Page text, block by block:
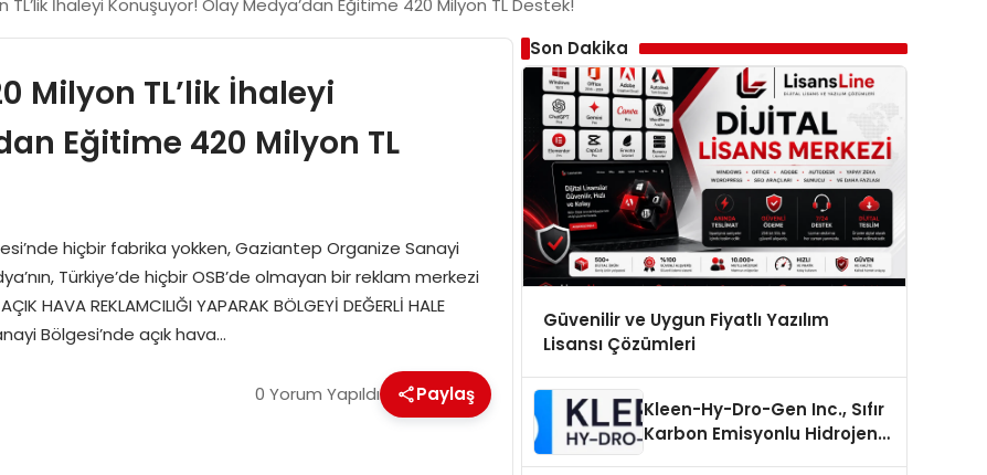
Milyon TL’lik İhaleyi
Eğitime 420 Milyon TL
hiçbir fabrika yokken, Gaziantep Organize Sanayi
Türkiye’de hiçbir OSB’de olmayan bir reklam merkezi
REKLAMCILIĞI YAPARAK BÖLGEYİ DEĞERLİ HALE
Bölgesi’nde açık hava…
0 Yorum Yapıldı Paylaş
Son Dakika
Güvenilir ve Uygun Fiyatlı Yazılım
Lisansı Çözümleri
Kleen-Hy-Dro-Gen Inc., Sıfır
Karbon Emisyonlu Hidrojen